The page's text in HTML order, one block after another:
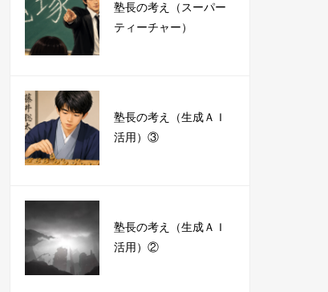
塾長の考え（スーパー
ティーチャー）
塾長の考え（生成ＡＩ
活用）③
塾長の考え（生成ＡＩ
活用）②